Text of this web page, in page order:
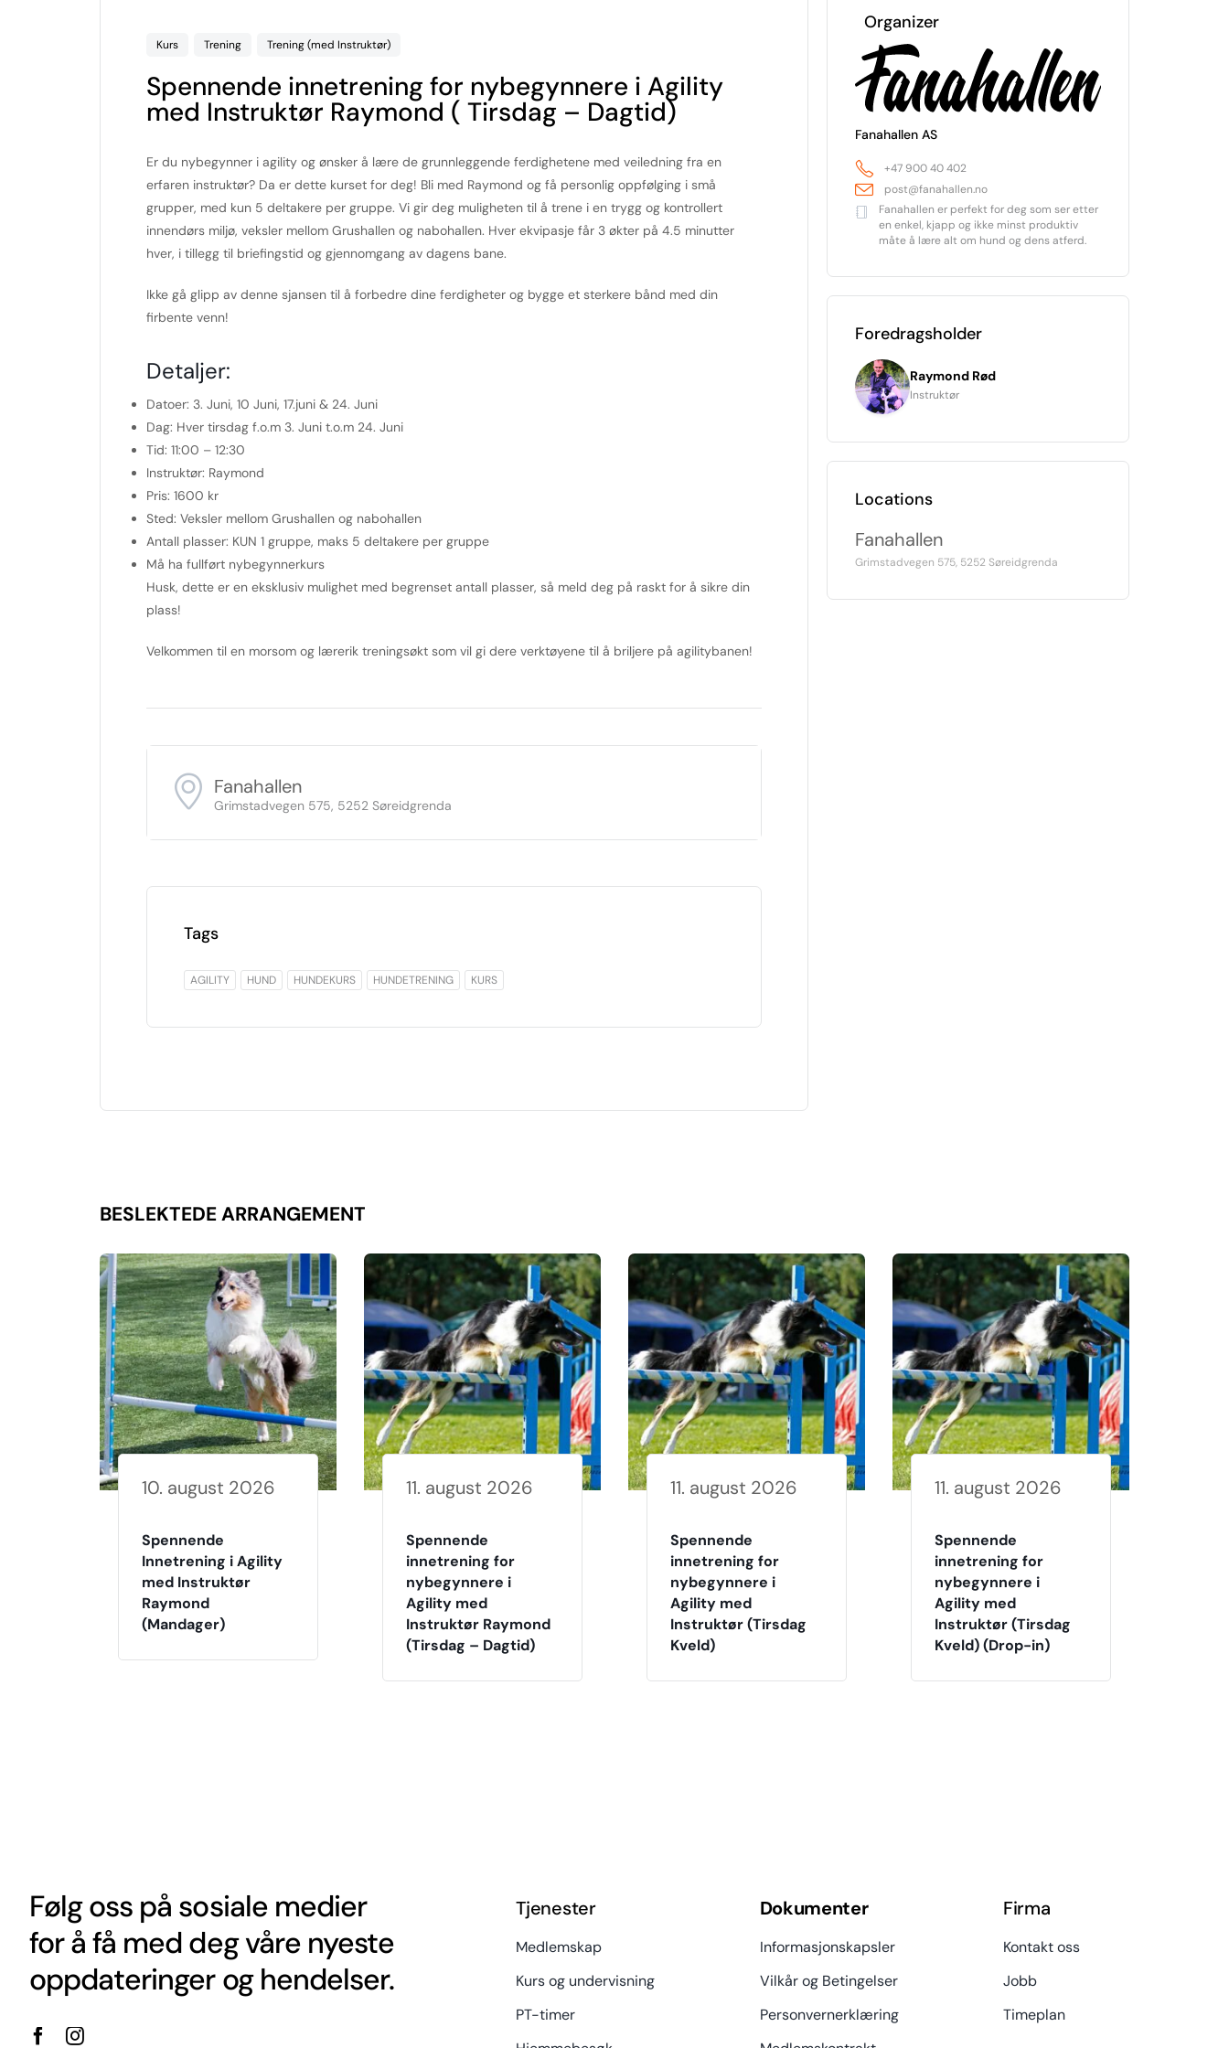
Kurs Trening Trening (med Instruktør)
Spennende innetrening for nybegynnere i Agility
med Instruktør Raymond ( Tirsdag – Dagtid)
Er du nybegynner i agility og ønsker å lære de grunnleggende ferdighetene med veiledning fra en
erfaren instruktør? Da er dette kurset for deg! Bli med Raymond og få personlig oppfølging i små
grupper, med kun 5 deltakere per gruppe. Vi gir deg muligheten til å trene i en trygg og kontrollert
innendørs miljø, veksler mellom Grushallen og nabohallen. Hver ekvipasje får 3 økter på 4.5 minutter
hver, i tillegg til briefingstid og gjennomgang av dagens bane.
Ikke gå glipp av denne sjansen til å forbedre dine ferdigheter og bygge et sterkere bånd med din
firbente venn!
Detaljer:
Datoer: 3. Juni, 10 Juni, 17.juni & 24. Juni
Dag: Hver tirsdag f.o.m 3. Juni t.o.m 24. Juni
Tid: 11:00 – 12:30
Instruktør: Raymond
Pris: 1600 kr
Sted: Veksler mellom Grushallen og nabohallen
Antall plasser: KUN 1 gruppe, maks 5 deltakere per gruppe
Må ha fullført nybegynnerkurs
Husk, dette er en eksklusiv mulighet med begrenset antall plasser, så meld deg på raskt for å sikre din
plass!
Velkommen til en morsom og lærerik treningsøkt som vil gi dere verktøyene til å briljere på agilitybanen!
Fanahallen
Grimstadvegen 575, 5252 Søreidgrenda
Tags
AGILITY HUND HUNDEKURS HUNDETRENING KURS
Organizer
Fanahallen AS
+47 900 40 402
post@fanahallen.no
Fanahallen er perfekt for deg som ser etter
en enkel, kjapp og ikke minst produktiv
måte å lære alt om hund og dens atferd.
Foredragsholder
Raymond Rød
Instruktør
Locations
Fanahallen
Grimstadvegen 575, 5252 Søreidgrenda
BESLEKTEDE ARRANGEMENT
10. august 2026
Spennende
Innetrening i Agility
med Instruktør
Raymond
(Mandager)
11. august 2026
Spennende
innetrening for
nybegynnere i
Agility med
Instruktør Raymond
(Tirsdag – Dagtid)
11. august 2026
Spennende
innetrening for
nybegynnere i
Agility med
Instruktør (Tirsdag
Kveld)
11. august 2026
Spennende
innetrening for
nybegynnere i
Agility med
Instruktør (Tirsdag
Kveld) (Drop-in)
Følg oss på sosiale medier
for å få med deg våre nyeste
oppdateringer og hendelser.
Tjenester
Medlemskap
Kurs og undervisning
PT-timer
Dokumenter
Informasjonskapsler
Vilkår og Betingelser
Personvernerklæring
Firma
Kontakt oss
Jobb
Timeplan